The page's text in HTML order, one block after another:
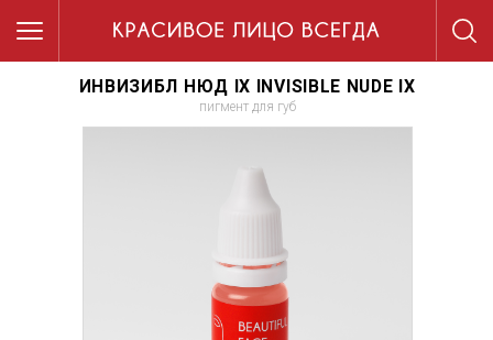
ИНВИЗИБЛ НЮД IX INVISIBLE NUDE IX
пигмент для губ